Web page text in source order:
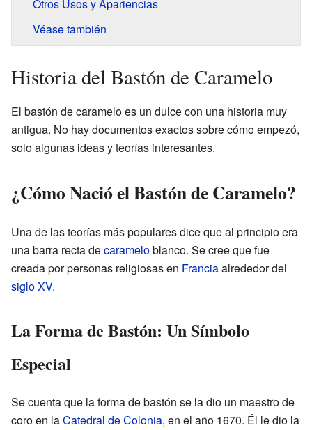
Otros Usos y Apariencias
Véase también
Historia del Bastón de Caramelo
El bastón de caramelo es un dulce con una historia muy
antigua. No hay documentos exactos sobre cómo empezó,
solo algunas ideas y teorías interesantes.
¿Cómo Nació el Bastón de Caramelo?
Una de las teorías más populares dice que al principio era
una barra recta decarameloblanco. Se cree que fue
creada por personas religiosas en Franciaalrededor del
siglo XV.
La Forma de Bastón: Un Símbolo
Especial
Se cuenta que la forma de bastón se la dio un maestro de
coro en laCatedral de Colonia, en el año 1670. Él le dio la